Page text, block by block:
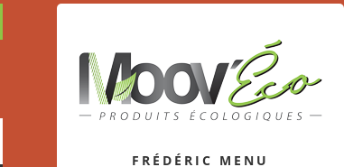
FRÉDÉRIC MENU